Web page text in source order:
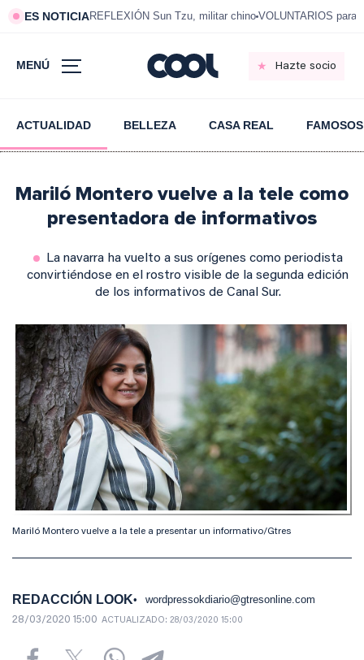
ES NOTICIAREFLEXIÓN Sun Tzu, militar chino VOLUNTARIOS para
MENÚ Hazte socio
ACTUALIDAD BELLEZA CASA REAL FAMOSOS
Mariló Montero vuelve a la tele como
presentadora de informativos
La navarra ha vuelto a sus orígenes como periodista
convirtiéndose en el rostro visible de la segunda edición
de los informativos de Canal Sur.
Mariló Montero vuelve a la tele a presentar un informativo/Gtres
REDACCIÓN LOOK wordpressokdiario@gtresonline.com
28/03/2020 15:00 ACTUALIZADO: 28/03/2020 15:00